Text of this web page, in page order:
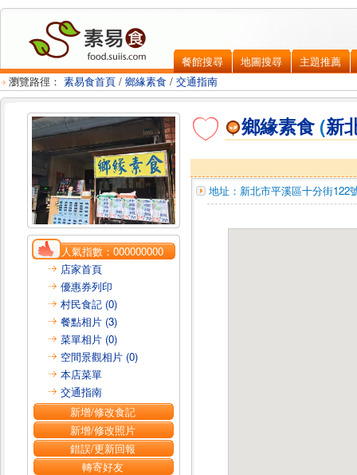
餐館搜尋 地圖搜尋
主題推薦
瀏覽路徑： 素易食首頁 / 鄉緣素食 / 交通指南
人氣指數：000000000
店家首頁
優惠券列印
村民食記 (0)
餐點相片 (3)
菜單相片 (0)
空間景觀相片 (0)
本店菜單
交通指南
新增/修改食記
新增/修改照片
錯誤/更新回報
轉寄好友
鄉緣素食 (新
地址： 新北市平溪區十分街122